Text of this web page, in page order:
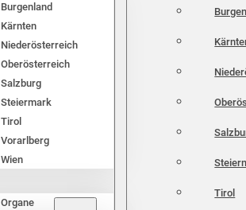
Burgenland
Kärnten
Niederösterreich
Oberösterreich
Salzburg
Steiermark
Tirol
Vorarlberg
Wien
Organe
Tirol